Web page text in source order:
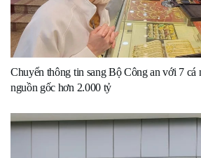
Chuyển thông tin sang Bộ Công an với 7 cá
nguồn gốc hơn 2.000 tỷ